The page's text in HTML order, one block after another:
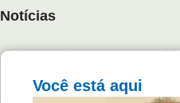
Notícias
Você está aqui